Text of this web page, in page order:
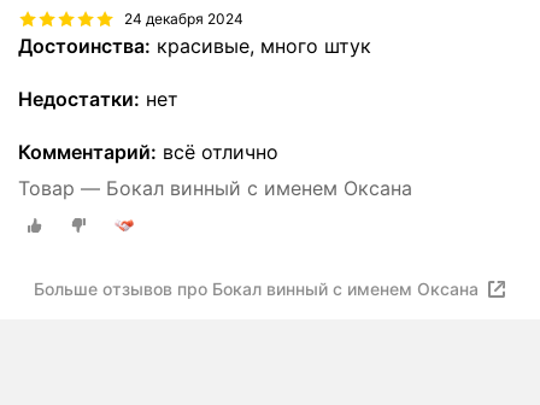
24 декабря 2024
Достоинства: красивые, много штук
Недостатки: нет
Комментарий: всё отлично
Товар — Бокал винный с именем Оксана
Больше отзывов про Бокал винный с именем Оксана